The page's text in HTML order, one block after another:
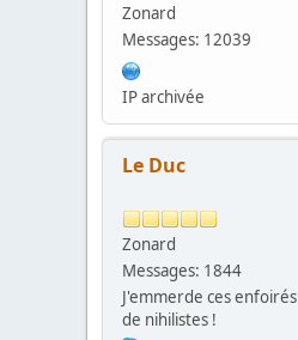
Zonard
Messages: 12039
IP archivée
Le Duc
Zonard
Messages: 1844
J'emmerde ces enfoirés
de nihilistes !